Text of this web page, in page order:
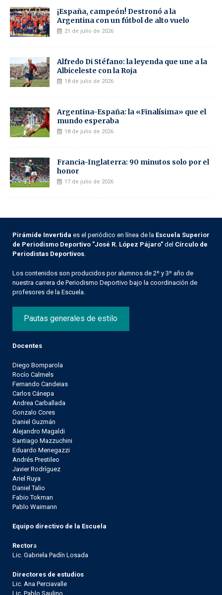
¡España, campeón! Destronó a la
Argentina con un fútbol de alto vuelo
21 de julio de 2026
Alfredo Di Stéfano: la leyenda que une a la
Albiceleste con la Roja
18 de julio de 2026
Argentina-España: la «Finalísima» que el
mundo esperaba
18 de julio de 2026
Francia-Inglaterra: 90 minutos solo por el
honor
17 de julio de 2026
Pirámide Invertida es el periódico en línea de la Escuela Superior
de Periodismo Deportivo "José R. López Pájaro" del Círculo de
Periodistas Deportivos
Los contenidos son producidos por alumnos de 2º y 3º año de
nuestra carrera de Periodismo Deportivo bajo la coordinación de
profesores de la Escuela.
Pautas generales de estilo
Docentes
Diego Bomparola
Rocío Calmels
Fernando Candeias
Carlos Cánepa
Andrea Carballada
Gonzalo Cores
Daniel Guzmán
Alejandro Magaldi
Santiago Mazzuchini
Eduardo Menegazzi
Andrés Prestileo
Javier Rodríguez
Ariel Ruya
Daniel Talio
Fabio Tokman
Pablo Waimann
Equipo directivo de la Escuela
Rectora
Lic. Gabriela Padín Losada
Directores de estudios
Lic. Ana Perciavalle
Lic. Pablo Saulino